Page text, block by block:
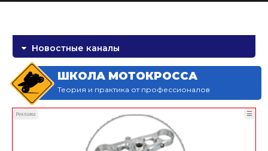
Новостные каналы
ШКОЛА МОТОКРОССА
Теория и практика от профессионалов
Реклама ☰